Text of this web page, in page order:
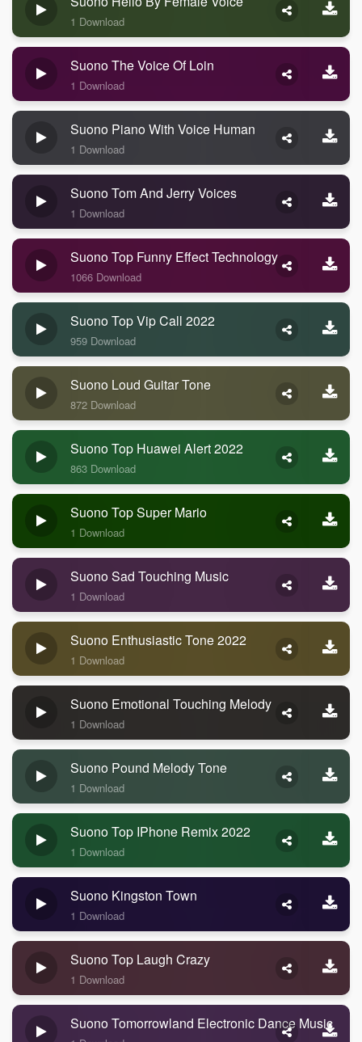
1 Download
Suono The Voice Of Loin
1 Download
Suono Piano With Voice Human
1 Download
Suono Tom And Jerry Voices
1 Download
Suono Top Funny Effect Technology
1066 Download
Suono Top Vip Call 2022
959 Download
Suono Loud Guitar Tone
872 Download
Suono Top Huawei Alert 2022
863 Download
Suono Top Super Mario
1 Download
Suono Sad Touching Music
1 Download
Suono Enthusiastic Tone 2022
1 Download
Suono Emotional Touching Melody
1 Download
Suono Pound Melody Tone
1 Download
Suono Top IPhone Remix 2022
1 Download
Suono Kingston Town
1 Download
Suono Top Laugh Crazy
1 Download
Suono Tomorrowland Electronic Dance Music